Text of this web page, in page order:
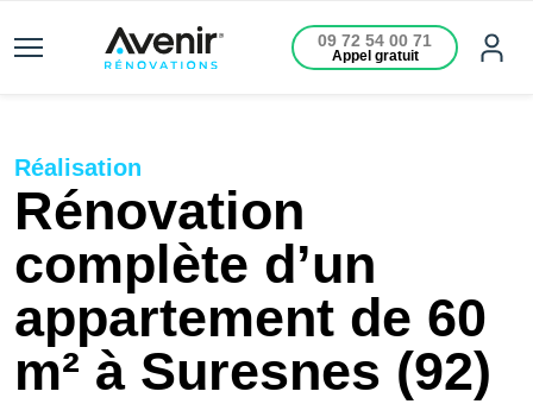
09 72 54 00 71
Appel gratuit
Réalisation
Rénovation
complète d’un
appartement de 60
m² à Suresnes (92)